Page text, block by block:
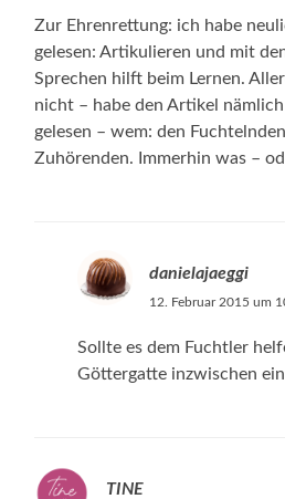
Zur Ehrenrettung: ich habe
gelesen: Artikulieren und mit
Sprechen hilft beim Lernen.
nicht – habe den Artikel
gelesen – wem: den
Zuhörenden. Immerhin was –
danielajaeggi
12. Februar 2015 um
Sollte es dem Fuchtler
Göttergatte inzwischen
TINE